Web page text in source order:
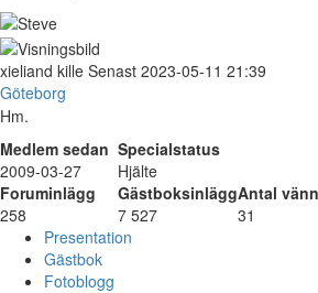
xieliand kille Senast 2023-05-11 21:39
Göteborg
Hm.
Medlem sedan Specialstatus
2009-03-27
Hjälte
Foruminlägg
GästboksinläggAntal
258
7 527
31
Presentation
Gästbok
Fotoblogg